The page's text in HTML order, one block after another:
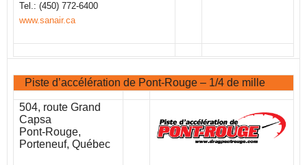
Tel.: (450) 772-6400
www.sanair.ca
Piste d’accélération de Pont-Rouge – 1/4 de mille
504, route Grand
Capsa
Pont-Rouge,
Porteneuf, Québec